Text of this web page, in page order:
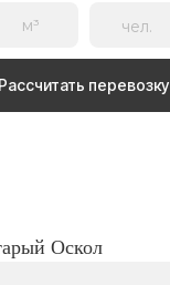
Рассчитать перевозку
Оскол